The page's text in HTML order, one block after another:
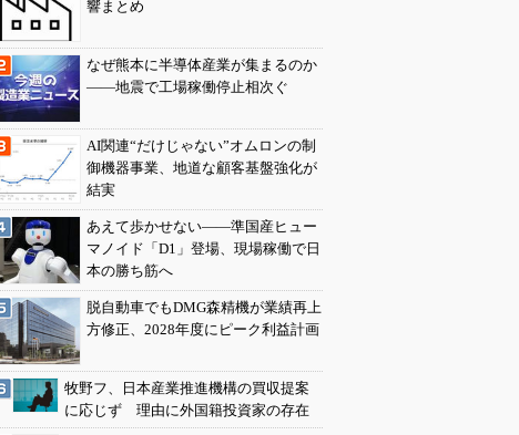
響まとめ
なぜ熊本に半導体産業が集まるのか
――地震で工場稼働停止相次ぐ
AI関連“だけじゃない”オムロンの制
御機器事業、地道な顧客基盤強化が
結実
あえて歩かせない――準国産ヒュー
マノイド「D1」登場、現場稼働で日
本の勝ち筋へ
脱自動車でもDMG森精機が業績再上
方修正、2028年度にピーク利益計画
牧野フ、日本産業推進機構の買収提案
に応じず 理由に外国籍投資家の存在